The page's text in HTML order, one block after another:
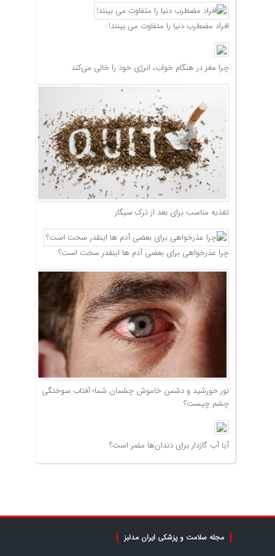
افراد مضطرب دنیا را متفاوت می بینند!
چرا مغز در هنگام خواب، انرژی خود را خالی می‌کند
تغذیه مناسب برای بعد از ترک سیگار
چرا عذرخواهی برای بعضی آدم ها اینقدر سخت است؟
نور خورشید و دشمن خاموش چشمان شما؛ آفتاب سوختگی
چشم چیست؟
آیا آب گازدار برای دندان‌ها مضر است؟
مجله سلامت و پزشکی ایران مدلبز